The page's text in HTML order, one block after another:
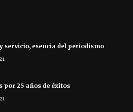
servicio, esencia del periodismo
por 25 años de éxitos